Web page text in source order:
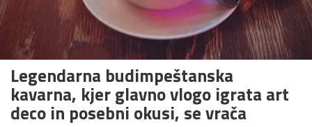
Legendarna budimpeštanska
kavarna, kjer glavno vlogo igrata art
deco in posebni okusi, se vrača